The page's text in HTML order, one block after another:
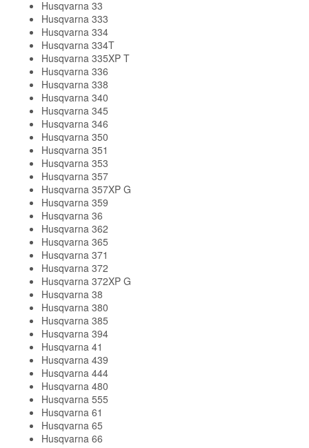
Husqvarna 33
Husqvarna 333
Husqvarna 334
Husqvarna 334T
Husqvarna 335XP T
Husqvarna 336
Husqvarna 338
Husqvarna 340
Husqvarna 345
Husqvarna 346
Husqvarna 350
Husqvarna 351
Husqvarna 353
Husqvarna 357
Husqvarna 357XP G
Husqvarna 359
Husqvarna 36
Husqvarna 362
Husqvarna 365
Husqvarna 371
Husqvarna 372
Husqvarna 372XP G
Husqvarna 38
Husqvarna 380
Husqvarna 385
Husqvarna 394
Husqvarna 41
Husqvarna 439
Husqvarna 444
Husqvarna 480
Husqvarna 555
Husqvarna 61
Husqvarna 65
Husqvarna 66